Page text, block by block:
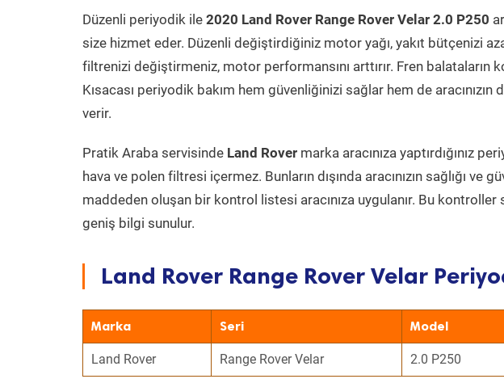
Düzenli periyodik ile 2020 Land Rover Range Rover Velar 2.0 P250
size hizmet eder. Düzenli değiştirdiğiniz motor yağı, yakıt bütçenizi
filtrenizi değiştirmeniz, motor performansını arttırır. Fren balataların
Kısacası periyodik bakım hem güvenliğinizi sağlar hem de
verir.
Pratik Araba servisinde Land Rover marka aracınıza yaptırdığınız
hava ve polen filtresi içermez. Bunların dışında aracınızın sağlığı ve
maddeden oluşan bir kontrol listesi aracınıza uygulanır. Bu kontroller
geniş bilgi sunulur.
Land Rover Range Rover Velar
Marka Seri Model
Land Rover Range Rover Velar 2.0 P250